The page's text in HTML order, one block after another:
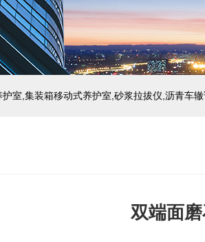
室,集装箱移动式养护室,砂浆拉拔仪,沥青车
双端面